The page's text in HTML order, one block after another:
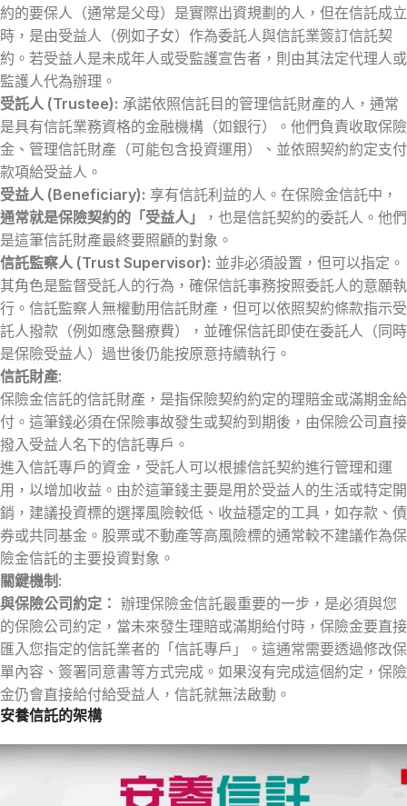
約的要保人（通常是父母）是實際出資規劃的人，但在信託成立
時，是由受益人（例如子女）作為委託人與信託業簽訂信託契
約。若受益人是未成年人或受監護宣告者，則由其法定代理人或
監護人代為辦理。
受託人 (Trustee): 承諾依照信託目的管理信託財產的人，通常
是具有信託業務資格的金融機構（如銀行）。他們負責收取保險
金、管理信託財產（可能包含投資運用）、並依照契約約定支付
款項給受益人。
受益人 (Beneficiary): 享有信託利益的人。在保險金信託中，
通常就是保險契約的「受益人」
，也是信託契約的委託人。他們
是這筆信託財產最終要照顧的對象。
信託監察人 (Trust Supervisor): 並非必須設置，但可以指定。
其角色是監督受託人的行為，確保信託事務按照委託人的意願執
行。信託監察人無權動用信託財產，但可以依照契約條款指示受
託人撥款（例如應急醫療費），並確保信託即使在委託人（同時
是保險受益人）過世後仍能按原意持續執行。
信託財產:
保險金信託的信託財產，是指保險契約約定的理賠金或滿期金給
付。這筆錢必須在保險事故發生或契約到期後，由保險公司直接
撥入受益人名下的信託專戶。
進入信託專戶的資金，受託人可以根據信託契約進行管理和運
用，以增加收益。由於這筆錢主要是用於受益人的生活或特定開
銷，建議投資標的選擇風險較低、收益穩定的工具，如存款、債
券或共同基金。股票或不動產等高風險標的通常較不建議作為保
險金信託的主要投資對象。
關鍵機制 :
與保險公司約定： 辦理保險金信託最重要的一步，是必須與您
的保險公司約定，當未來發生理賠或滿期給付時，保險金要直接
匯入您指定的信託業者的「信託專戶」。這通常需要透過修改保
單內容、簽署同意書等方式完成。如果沒有完成這個約定，保險
金仍會直接給付給受益人，信託就無法啟動。
安養信託的架構